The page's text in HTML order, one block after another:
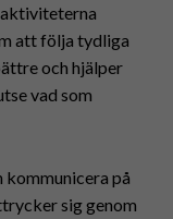
aktiviteterna
att följa tydliga
och hjälper
vad som
på
sig genom